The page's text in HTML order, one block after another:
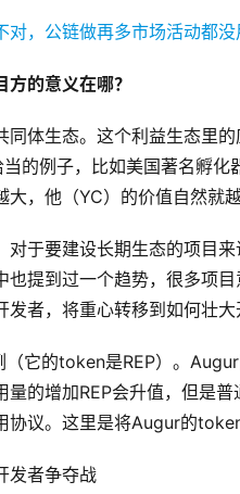
的意义在哪？
同体生态。这个利益生态里
的例子，比如美国著名孵
，他（YC）的价值自然就越
对于要建设长期生态的项目
也提到过一个趋势，很多项
者，将重心转移到如何壮大
它的token是REP）。
量的增加REP会升值，但是
协议。这里是将Augur的
发者争夺战